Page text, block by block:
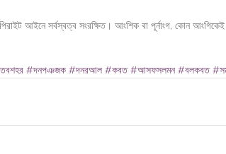
আইনে সর্বস্বত্ব সংরক্ষিত। আংশিক বা পূর্নাংগ, কোন
#দনপঞজক #দনরআল #কবত #আসফসলমন #বলকবত